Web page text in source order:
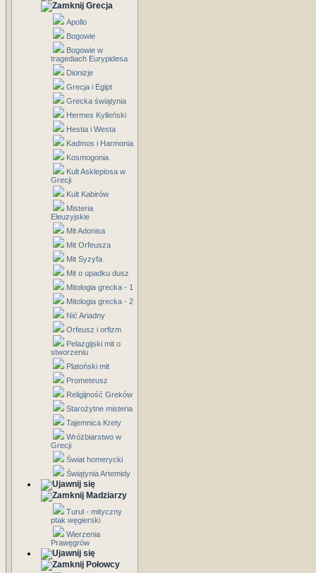
Grecja
Apollo
Bogowie
Bogowie w
tragediach Eurypidesa
Dionizje
Grecja i Egipt
Grecka świątynia
Hermes Kylleński
Hestia i Westa
Kadmos i Harmonia
Kosmogonia
Kult Asklepiosa w
Grecji
Kult Kabirów
Misteria
Eleuzyjskie
Mit Adonisa
Mit Orfeusza
Mit Syzyfa
Mit o upadku dusz
Mitologia grecka - 1
Mitologia grecka - 2
Nić Ariadny
Orfeusz i orfizm
Pelazgijski mit o
stworzeniu
Platoński mit
Prometeusz
Religijność Greków
Starożytne misteria
Tajemnica Krety
Wróżbiarstwo w
Grecji
Świat homerycki
Świątynia Artemidy
Madziarzy
Turul - mityczny
ptak węgierski
Wierzenia
Prawęgrów
Połowcy